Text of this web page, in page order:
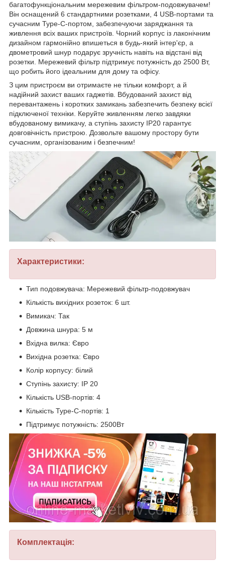
багатофункціональним мережевим фільтром-подовжувачем!
Він оснащений 6 стандартними розетками, 4 USB-портами та
сучасним Type-C-портом, забезпечуючи заряджання та
живлення всіх ваших пристроїв. Чорний корпус із лаконічним
дизайном гармонійно впишеться в будь-який інтер'єр, а
двометровий шнур подарує зручність навіть на відстані від
розетки. Мережевий фільтр підтримує потужність до 2500 Вт,
що робить його ідеальним для дому та офісу.
З цим пристроєм ви отримаєте не тільки комфорт, а й
надійний захист ваших гаджетів. Вбудований захист від
перевантажень і коротких замикань забезпечить безпеку всієї
підключеної техніки. Керуйте живленням легко завдяки
вбудованому вимикачу, а ступінь захисту IP20 гарантує
довговічність пристрою. Дозвольте вашому простору бути
сучасним, організованим і безпечним!
Характеристики:
Тип подовжувача: Мережевий фільтр-подовжувач
Кількість вихідних розеток: 6 шт.
Вимикач: Так
Довжина шнура: 5 м
Вхідна вилка: Євро
Вихідна розетка: Євро
Колір корпусу: білий
Ступінь захисту: IP 20
Кількість USB-портів: 4
Кількість Type-C-портів: 1
Підтримує потужність: 2500Вт
Комплектація: